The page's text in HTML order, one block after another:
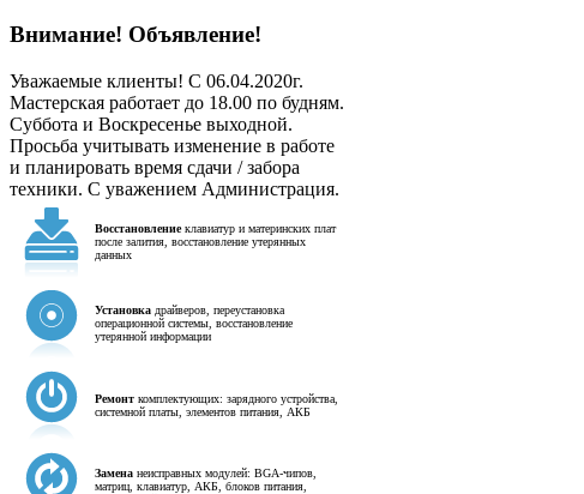
Внимание! Объявление!
Уважаемые клиенты! C 06.04.2020г.
Мастерская работает до 18.00 по будням.
Суббота и Воскресенье выходной.
Просьба учитывать изменение в работе
и планировать время сдачи / забора
техники. С уважением Администрация.
Восстановлениеклавиатур и материнских плат
после залития, восстановление утерянных
данных
Установка драйверов, переустановка
операционной системы, восстановление
утерянной информации
Ремонт комплектующих: зарядного устройства,
системной платы, элементов питания, АКБ
Замена неисправных модулей: BGA-чипов,
матриц, клавиатур, АКБ, блоков питания,